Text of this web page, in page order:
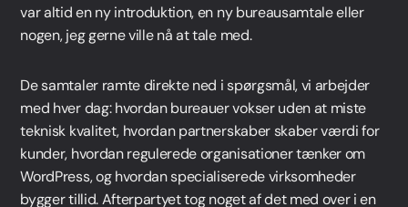
var altid en ny introduktion, en ny bureausamtale eller
nogen, jeg gerne ville nå at tale med.
De samtaler ramte direkte ned i spørgsmål, vi arbejder
med hver dag: hvordan bureauer vokser uden at miste
teknisk kvalitet, hvordan partnerskaber skaber værdi for
kunder, hvordan regulerede organisationer tænker om
WordPress, og hvordan specialiserede virksomheder
bygger tillid. Afterpartyet tog noget af det med over i en